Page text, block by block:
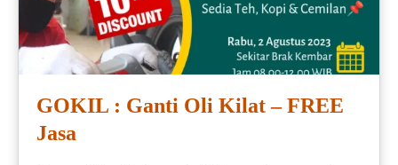
GOKIL : Ganti Oli Kilat – FREE
Jasa